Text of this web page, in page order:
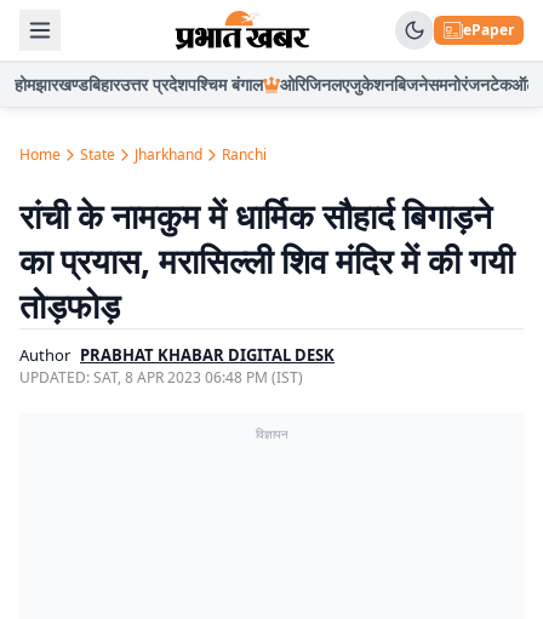
ePaper
होमझारखण्डबिहारउत्तर प्रदेशपश्चिम बंगाल ओरिजिनलएजुकेशनबिजनेसमनोरंजनटेकऑटो
Home State Jharkhand Ranchi
रांची के नामकुम में धार्मिक सौहार्द बिगाड़ने
का प्रयास, मरासिल्ली शिव मंदिर में की गयी
तोड़फोड़
Author PRABHAT KHABAR DIGITAL DESK
UPDATED:SAT, 8 APR 2023 06:48 PM (IST)
विज्ञापन